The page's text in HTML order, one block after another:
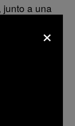
junto a una
aceite
de
un
poderes
×